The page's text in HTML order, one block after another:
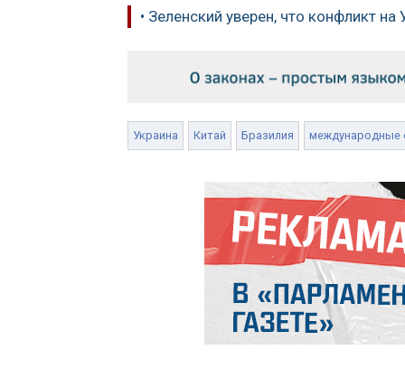
• Зеленский уверен, что конфликт
Украина Китай Бразилия международные